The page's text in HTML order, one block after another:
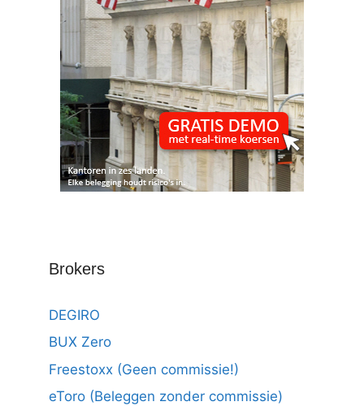
Brokers
DEGIRO
BUX Zero
Freestoxx (Geen commissie!)
eToro (Beleggen zonder commissie)